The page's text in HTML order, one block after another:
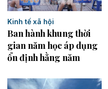
Kinh tế xã hội
Ban hành khung thời
gian năm học áp dụng
ổn định hằng năm